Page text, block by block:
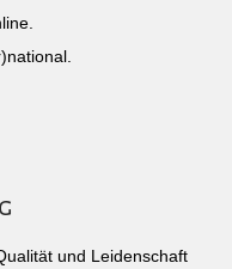
und Leidenschaft